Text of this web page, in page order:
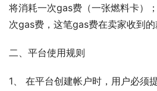
将消耗一次gas费（一张燃料卡）
次gas费，这笔gas费在卖家收到的
二、平台使用规则
1、 在平台创建帐户时，用户必须